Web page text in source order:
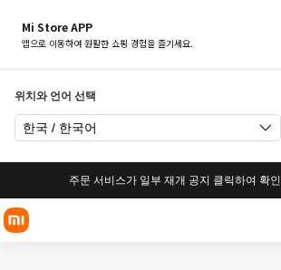
Mi Store APP
앱으로 이동하여 원활한 쇼핑 경험을 즐기세요.
위치와 언어 선택
한국 / 한국어
주문 서비스가 일부 재개 공지 클릭하여 확